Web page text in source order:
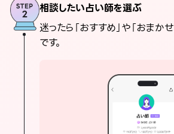
相談したい占い師を選ぶ
迷ったら「おすすめ」や「おまか
です。